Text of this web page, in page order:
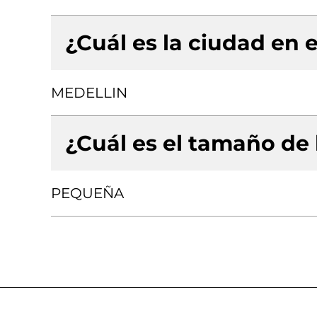
¿Cuál es la ciudad en
MEDELLIN
¿Cuál es el tamaño
PEQUEÑA